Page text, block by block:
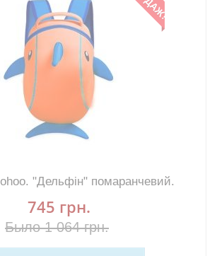
"Дельфін" помаранчевий.
745 грн.
Было 1 064 грн.